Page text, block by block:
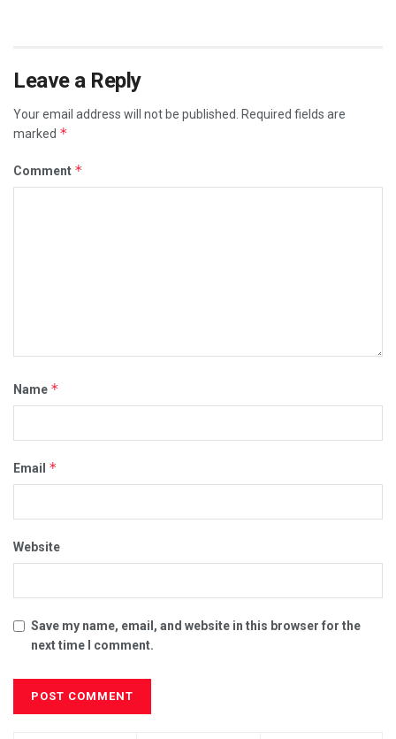
Leave a Reply
Your email address will not be published. Required fields are
marked *
Comment *
Name *
Email *
Website
Save my name, email, and website in this browser for the
next time I comment.